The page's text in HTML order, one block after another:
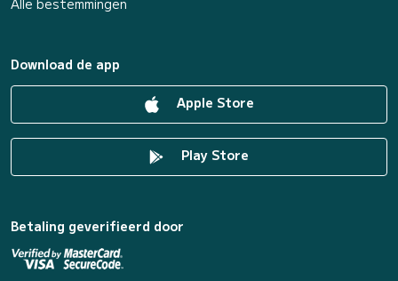
Alle bestemmingen
Download de app
Apple Store
Play Store
Betaling geverifieerd door